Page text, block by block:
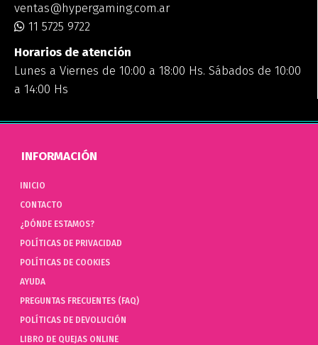
ventas@hypergaming.com.ar
11 5725 9722
Horarios de atención
Lunes a Viernes de 10:00 a 18:00 Hs. Sábados de 10:00
a 14:00 Hs
INFORMACIÓN
INICIO
CONTACTO
¿DÓNDE ESTAMOS?
POLÍTICAS DE PRIVACIDAD
POLÍTICAS DE COOKIES
AYUDA
PREGUNTAS FRECUENTES (FAQ)
POLÍTICAS DE DEVOLUCIÓN
LIBRO DE QUEJAS ONLINE